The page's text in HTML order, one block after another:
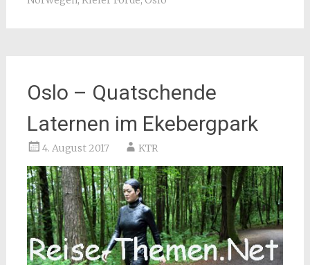
Oslo – Quatschende
Laternen im Ekebergpark
4. August 2017 KTR